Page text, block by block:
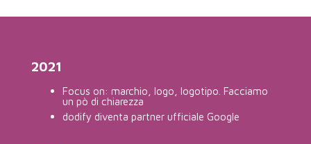
2021
Focus on: marchio, logo, logotipo. Facciamo
un pò di chiarezza
dodify diventa partner ufficiale Google